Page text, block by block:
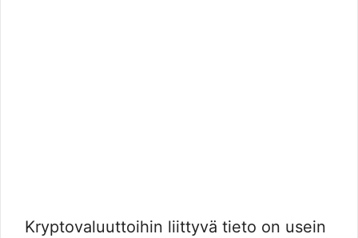
Kryptovaluuttoihin liittyvä tieto on usein